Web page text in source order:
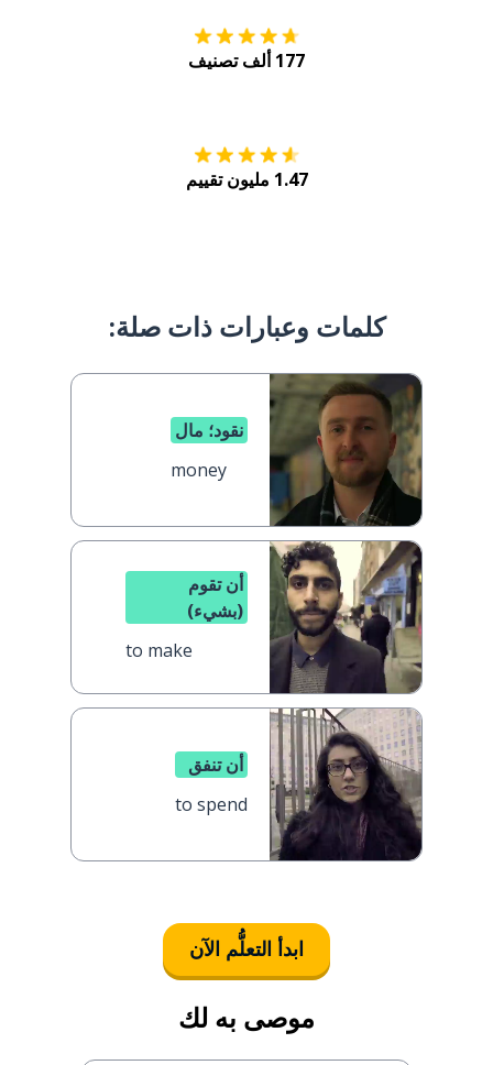
177 ألف تصنيف
1.47 مليون تقييم
كلمات وعبارات ذات صلة:
نقود؛ مال
money
أن تقوم
(بشيء)
to make
أن تنفق
to spend
ابدأ التعلُّم الآن
موصى به لك